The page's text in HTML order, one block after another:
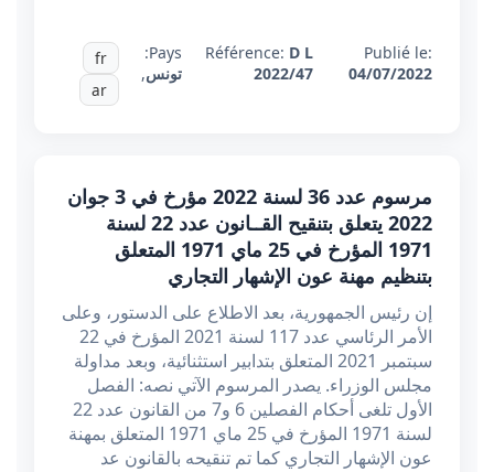
Publié le:
04/07/2022
Référence: D L
2022/47
Pays:
تونس,
fr
ar
مرسوم عدد 36 لسنة 2022 مؤرخ في 3 جوان
2022 يتعلق بتنقيح القــانون عدد 22 لسنة
1971 المؤرخ في 25 ماي 1971 المتعلق
بتنظيم مهنة عون الإشهار التجاري
إن رئيس الجمهورية، بعد الاطلاع على الدستور، وعلى
الأمر الرئاسي عدد 117 لسنة 2021 المؤرخ في 22
سبتمبر 2021 المتعلق بتدابير استثنائية، وبعد مداولة
مجلس الوزراء. يصدر المرسوم الآتي نصه: الفصل
الأول تلغى أحكام الفصلين 6 و7 من القانون عدد 22
لسنة 1971 المؤرخ في 25 ماي 1971 المتعلق بمهنة
عون الإشهار التجاري كما تم تنقيحه بالقانون عد